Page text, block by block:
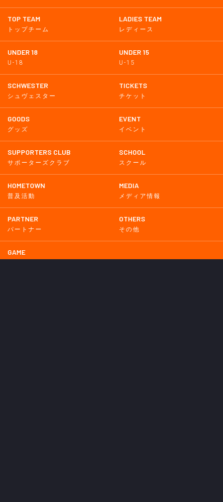
TOP TEAM
トップチーム
LADIES TEAM
レディース
UNDER 18
U-18
UNDER 15
U-15
SCHWESTER
シュヴェスター
TICKETS
チケット
GOODS
グッズ
EVENT
イベント
SUPPORTERS CLUB
サポーターズクラブ
SCHOOL
スクール
HOMETOWN
普及活動
MEDIA
メディア情報
PARTNER
パートナー
OTHERS
その他
GAME